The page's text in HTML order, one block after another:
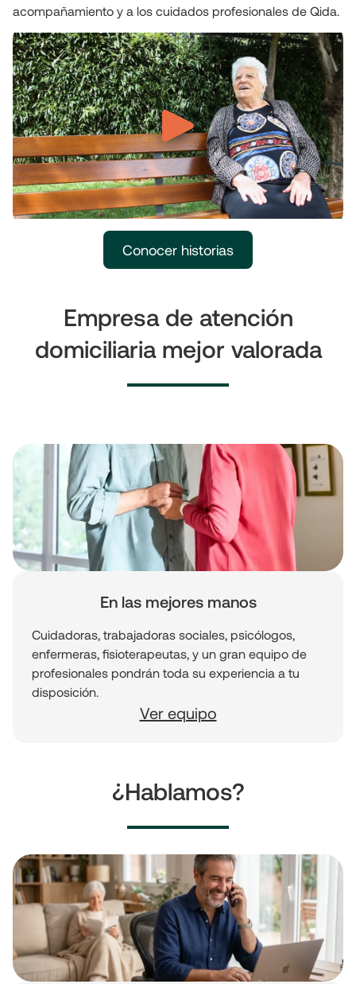
acompañamiento y a los cuidados profesionales de Qida.
Conocer historias
Empresa de atención
domiciliaria mejor valorada
En las mejores manos
Cuidadoras, trabajadoras sociales, psicólogos,
enfermeras, fisioterapeutas, y un gran equipo de
profesionales pondrán toda su experiencia a tu
disposición.
Ver equipo
¿Hablamos?